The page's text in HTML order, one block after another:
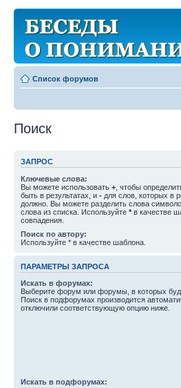
Список форумов
Поиск
ЗАПРОС
Ключевые слова:
Вы можете использовать + , чтобы
быть в результатах, и - для слов, которых в
должно. Вы можете разделить слова
слова из списка. Используйте * в качестве
совпадения.
Поиск по автору:
Используйте * в качестве шаблона.
ПАРАМЕТРЫ ЗАПРОСА
Искать в форумах:
Выберите форум или форумы, в которых
Поиск в подфорумах производится
отключили соответствующую опцию ниже.
Искать в подфорумах: